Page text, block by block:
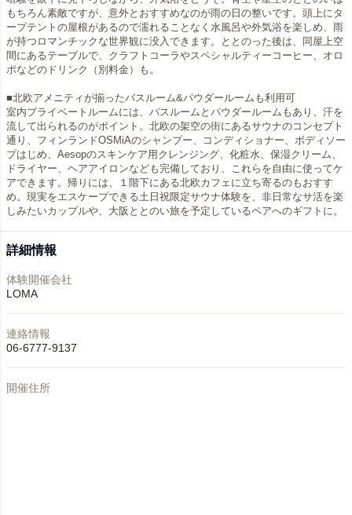
もちろん素敵ですが、意外とおすすめなのが雨の日の整いです。頭上にタ
ープテントの屋根があるので濡れることなく水風呂や外気浴を楽しめ、雨
が持つロマンチックな世界観に没入できます。ととのった後は、同屋上空
間にあるテーブルで、クラフトコーラやスペシャルティーコーヒー、オロ
ポなどのドリンク（別料金）も。
■北欧アメニティが揃ったバスルーム&パウダールームも利用可
室内プライベートルームには、バスルームとパウダールームもあり、汗を
流して出られるのがポイント。北欧の架空の街にあるサウナのコンセプト
通り、フィンランドOSMiAのシャンプー、コンディショナー、ボディソー
プはじめ、Aesopのスキンケア用クレンジング、化粧水、保湿クリーム、
ドライヤー、ヘアアイロンなども完備しており、これらを自由に使ってケ
アできます。帰りには、１階下にある北欧カフェに立ち寄るのもおすす
め。現実をエスケープできる土日祝限定サウナ体験を、非日常なサ活を楽
しみたいカップルや、大阪ととのい旅を予定しているペアへのギフトに。
詳細情報
体験開催会社
LOMA
連絡情報
06-6777-9137
開催住所